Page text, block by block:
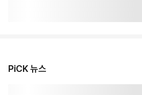
PiCK 뉴스